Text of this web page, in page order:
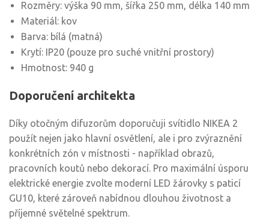
Rozměry: výška 90 mm, šířka 250 mm, délka 140 mm
Materiál: kov
Barva: bílá (matná)
Krytí: IP20 (pouze pro suché vnitřní prostory)
Hmotnost: 940 g
Doporučení architekta
Díky otočným difuzorům doporučuji svítidlo NIKEA 2
použít nejen jako hlavní osvětlení, ale i pro zvýraznění
konkrétních zón v místnosti - například obrazů,
pracovních koutů nebo dekorací. Pro maximální úsporu
elektrické energie zvolte moderní LED žárovky s paticí
GU10, které zároveň nabídnou dlouhou životnost a
příjemné světelné spektrum.